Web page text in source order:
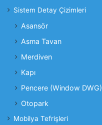
Sistem Detay Çizimleri
Asansör
Asma Tavan
Merdiven
Kapı
Pencere (Window DWG)
Otopark
Mobilya Tefrişleri